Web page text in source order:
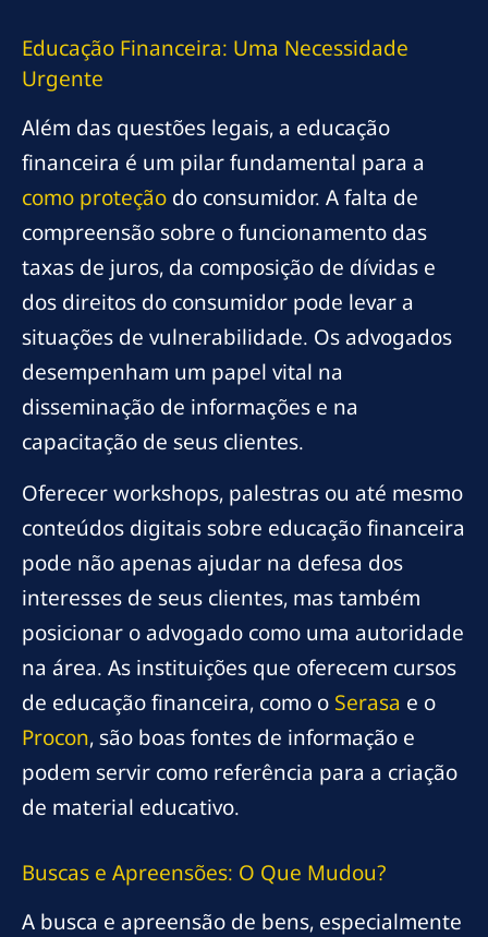
Educação Financeira: Uma Necessidade
Urgente
Além das questões legais, a educação
financeira é um pilar fundamental para a
como proteção do consumidor. A falta de
compreensão sobre o funcionamento das
taxas de juros, da composição de dívidas e
dos direitos do consumidor pode levar a
situações de vulnerabilidade. Os advogados
desempenham um papel vital na
disseminação de informações e na
capacitação de seus clientes.
Oferecer workshops, palestras ou até mesmo
conteúdos digitais sobre educação financeira
pode não apenas ajudar na defesa dos
interesses de seus clientes, mas também
posicionar o advogado como uma autoridade
na área. As instituições que oferecem cursos
de educação financeira, como o Serasa e o
Procon, são boas fontes de informação e
podem servir como referência para a criação
de material educativo.
Buscas e Apreensões: O Que Mudou?
A busca e apreensão de bens, especialmente